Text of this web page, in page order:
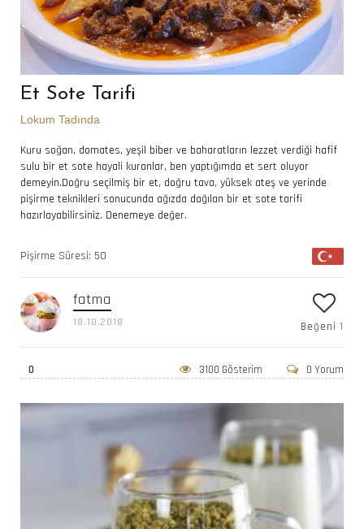
Et Sote Tarifi
Lokum Tadında
Kuru soğan, domates, yeşil biber ve baharatların lezzet verdiği hafif
sulu bir et sote hayali kuranlar, ben yaptığımda et sert oluyor
demeyin.Doğru seçilmiş bir et, doğru tava, yüksek ateş ve yerinde
pişirme teknikleri sonucunda ağızda dağılan bir et sote tarifi
hazırlayabilirsiniz. Denemeye değer.
Pişirme Süresi: 50
fatma
18.10.2018 Beğeni 1
0 0 Yorum
3100 Gösterim